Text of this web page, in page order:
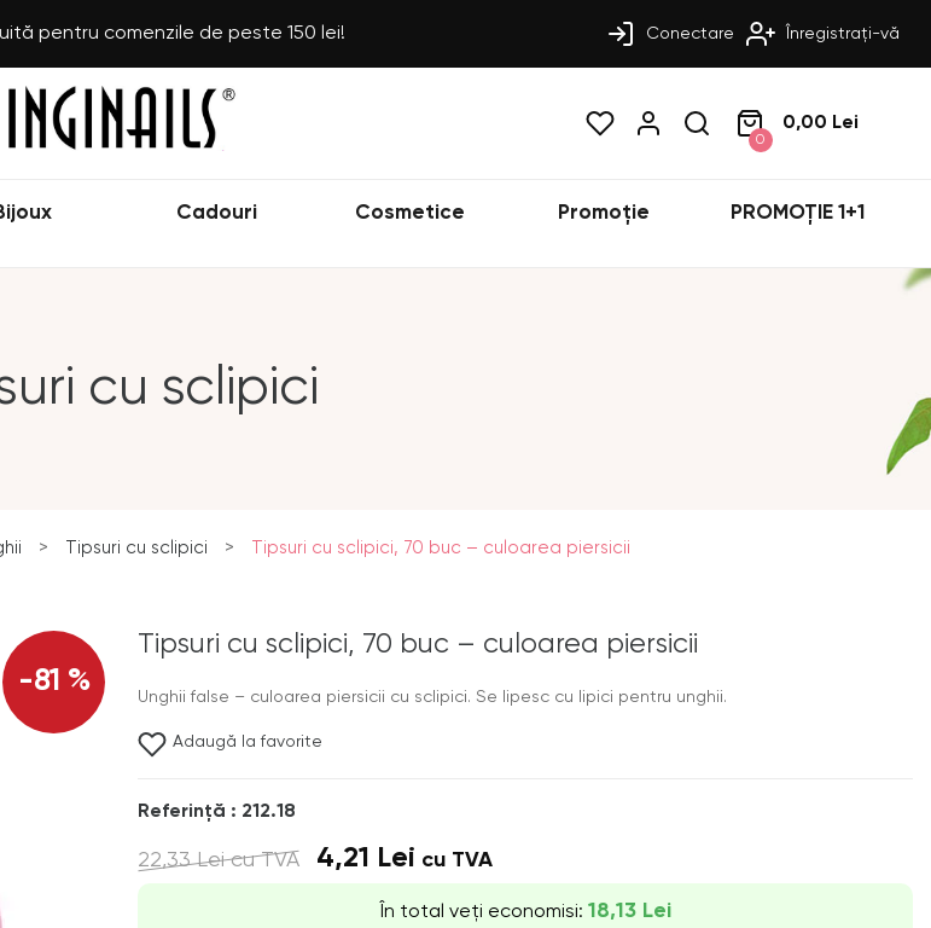
pentru comenzile de peste 150 lei! Conectare Înregistrați-vă
0
0,00 Lei
Cadouri Cosmetice Promoție PROMOȚIE 1+1
cu sclipici
> Tipsuri cu sclipici > Tipsuri cu sclipici, 70 buc – culoarea piersicii
-81 %
Tipsuri cu sclipici, 70 buc – culoarea piersicii
Unghii false – culoarea piersicii cu sclipici. Se lipesc cu lipici pentru unghii.
Adaugă la favorite
Referinţă : 212.18
22,33 Leicu TVA 4,21 Lei cu TVA
În total veți economisi: 18,13 Lei